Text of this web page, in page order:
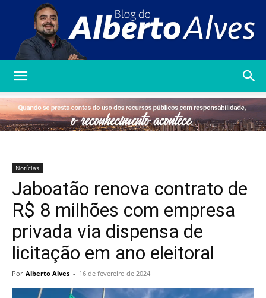
Alberto
Notícias
Jaboatão renova contrato de
R$ 8 milhões com empresa
privada via dispensa de
licitação em ano eleitoral
Por Alberto Alves - 16 de fevereiro de 2024